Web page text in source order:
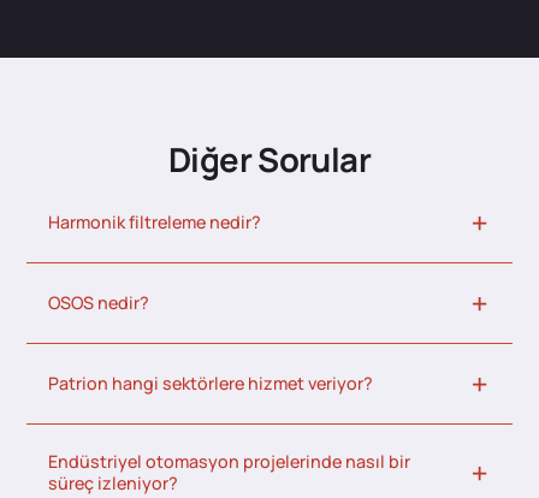
Diğer Sorular
Harmonik filtreleme nedir?
OSOS nedir?
Patrion hangi sektörlere hizmet veriyor?
Endüstriyel otomasyon projelerinde nasıl bir
süreç izleniyor?